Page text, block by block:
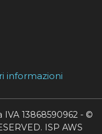
informazioni
IVA 13868590962 - ©
ISP AWS